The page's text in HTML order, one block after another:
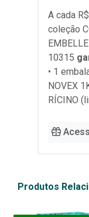
A cada
coleção
10315
• 1
NOVEX
RÍCINO
Produtos